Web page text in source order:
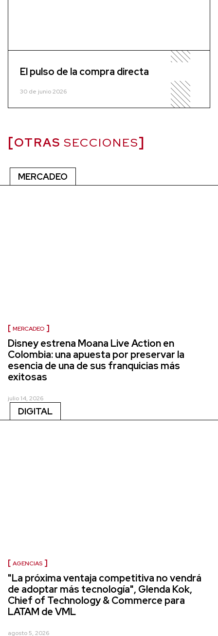
El pulso de la compra directa
30 de junio 2026
OTRAS SECCIONES
MERCADEO
MERCADEO
Disney estrena Moana Live Action en
Colombia: una apuesta por preservar la
esencia de una de sus franquicias más
exitosas
julio 14, 2026
DIGITAL
AGENCIAS
"La próxima ventaja competitiva no vendrá
de adoptar más tecnología", Glenda Kok,
Chief of Technology & Commerce para
LATAM de VML
agosto 5, 2026